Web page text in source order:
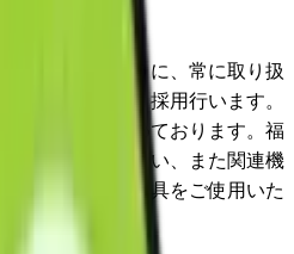
提案できるように、常に取り扱
い商品の選定・採用行います。
リバリーに努めております。福
分なご相談を行い、また関連機
る方に適した用具をご使用いた
。